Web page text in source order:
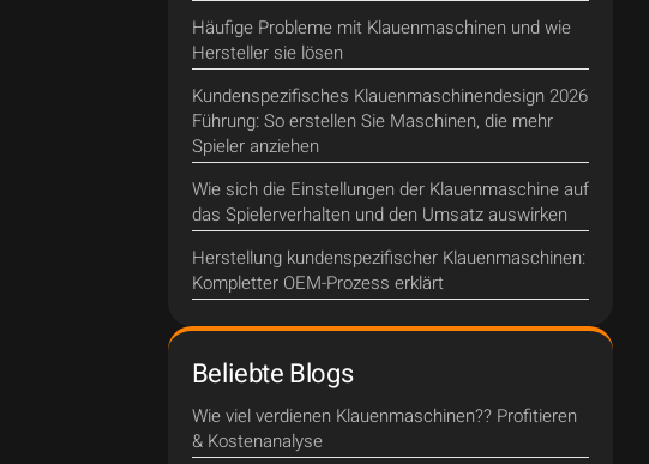
Häufige Probleme mit Klauenmaschinen und wie
Hersteller sie lösen
Kundenspezifisches Klauenmaschinendesign 2026
Führung: So erstellen Sie Maschinen, die mehr
Spieler anziehen
Wie sich die Einstellungen der Klauenmaschine auf
das Spielerverhalten und den Umsatz auswirken
Herstellung kundenspezifischer Klauenmaschinen:
Kompletter OEM-Prozess erklärt
Beliebte Blogs
Wie viel verdienen Klauenmaschinen?? Profitieren
& Kostenanalyse